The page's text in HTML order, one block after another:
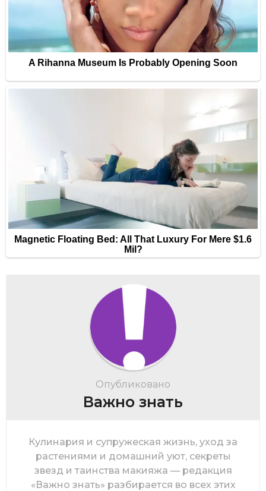
Опубликовано
Важно знать
Кулинария и супружеская жизнь, уход за
растениями и домашний уют, секреты
звезд и таинства макияжа — редакция
«Важно знать» разбирается во всех этих